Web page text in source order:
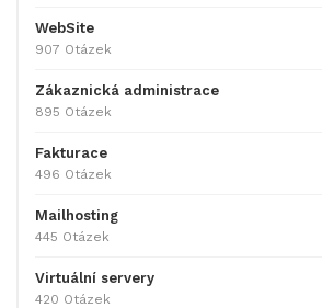
WebSite
907 Otázek
Zákaznická administrace
895 Otázek
Fakturace
496 Otázek
Mailhosting
445 Otázek
Virtuální servery
420 Otázek